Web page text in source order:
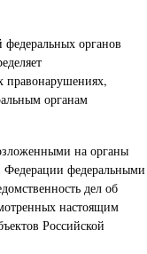
федеральных органов
правонарушениях,
органам
на органы
Федерации федеральными
дел об
настоящим
Российской